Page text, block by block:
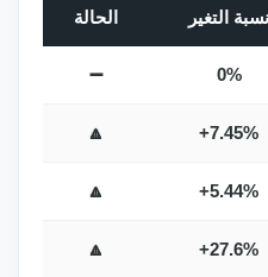
نسبة التغير الحالة
0%
➖
+7.45%
🔼
+5.44%
🔼
+27.6%
🔼